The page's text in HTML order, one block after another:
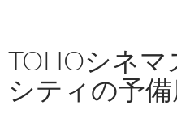
TOHOシネマ
シティの予